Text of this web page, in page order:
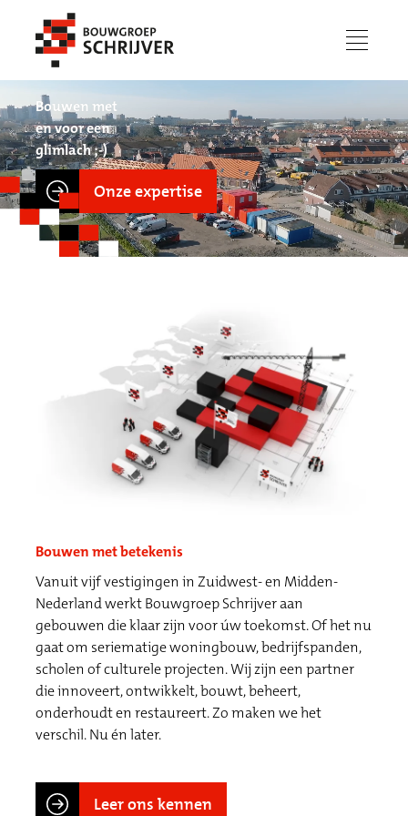
menu
Werken bij
Bouwen met
en voor een
glimlach ;-)
Onze expertise
Bouwen met betekenis
Vanuit vijf vestigingen in Zuidwest- en Midden-
Nederland werkt Bouwgroep Schrijver aan
gebouwen die klaar zijn voor úw toekomst. Of het nu
gaat om seriematige woningbouw, bedrijfspanden,
scholen of culturele projecten. Wij zijn een partner
die innoveert, ontwikkelt, bouwt, beheert,
onderhoudt en restaureert. Zo maken we het
verschil. Nu én later.
Leer ons kennen